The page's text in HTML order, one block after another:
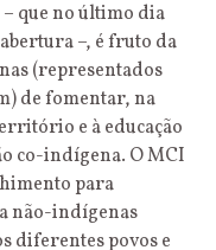
– que no último dia
–, é fruto da
(representados
de fomentar, na
e à educação
co-indígena. O MCI
para
não-indígenas
diferentes povos e